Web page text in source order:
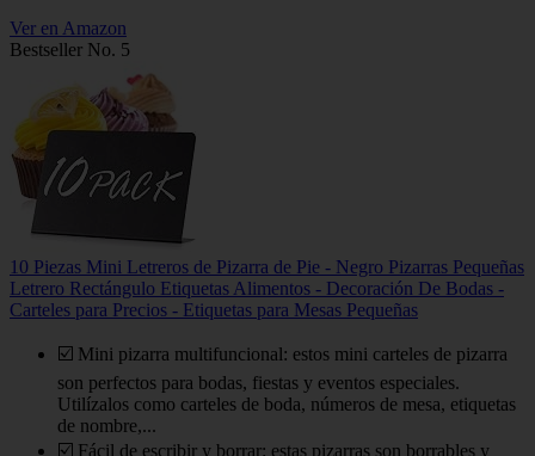
Ver en Amazon
Bestseller No. 5
10 Piezas Mini Letreros de Pizarra de Pie - Negro Pizarras Pequeñas
Letrero Rectángulo Etiquetas Alimentos - Decoración De Bodas -
Carteles para Precios - Etiquetas para Mesas Pequeñas
☑️ Mini pizarra multifuncional: estos mini carteles de pizarra
son perfectos para bodas, fiestas y eventos especiales.
Utilízalos como carteles de boda, números de mesa, etiquetas
de nombre,...
☑️ Fácil de escribir y borrar: estas pizarras son borrables y